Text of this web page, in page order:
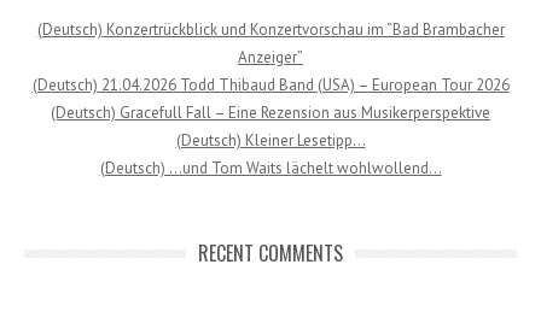
(Deutsch) Konzertrückblick und Konzertvorschau im “Bad Brambacher
Anzeiger”
(Deutsch) 21.04.2026 Todd Thibaud Band (USA) – European Tour 2026
(Deutsch) Gracefull Fall – Eine Rezension aus Musikerperspektive
(Deutsch) Kleiner Lesetipp…
(Deutsch) …und Tom Waits lächelt wohlwollend…
RECENT COMMENTS